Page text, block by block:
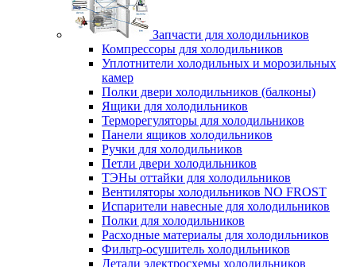
Запчасти для холодильников
Компрессоры для холодильников
Уплотнители холодильных и морозильных
камер
Полки двери холодильников (балконы)
Ящики для холодильников
Терморегуляторы для холодильников
Панели ящиков холодильников
Ручки для холодильников
Петли двери холодильников
ТЭНы оттайки для холодильников
Вентиляторы холодильников NO FROST
Испарители навесные для холодильников
Полки для холодильников
Расходные материалы для холодильников
Фильтр-осушитель холодильников
Детали электросхемы холодильников